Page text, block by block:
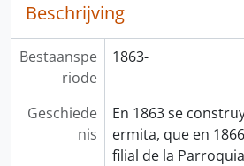
Beschrijving
Bestaanspe
riode
1863-
Geschiede
nis
En 1863 se
ermita, que en
filial de la